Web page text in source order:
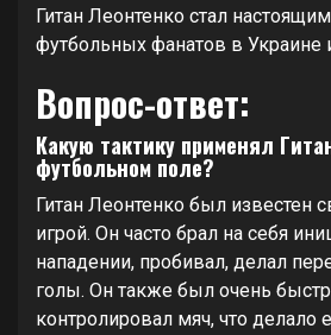
Гитан Леонтенко стал
футбольных фанатов в Украине
Вопрос-ответ:
Какую тактику применял
футбольном поле?
Гитан Леонтенко был известен
игрой. Он часто брал на себя
нападении, пробивал, делал
голы. Он также был очень
контролировал мяч, что делало